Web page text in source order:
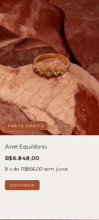
FRETE GRÁTIS
Anel Equilíbrio
R$6.848,00
8 x de R$856,00 sem juros